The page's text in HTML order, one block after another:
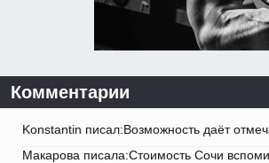
Комментарии
Konstantin писал:Возможность даёт
Макарова писала:Стоимость Сочи